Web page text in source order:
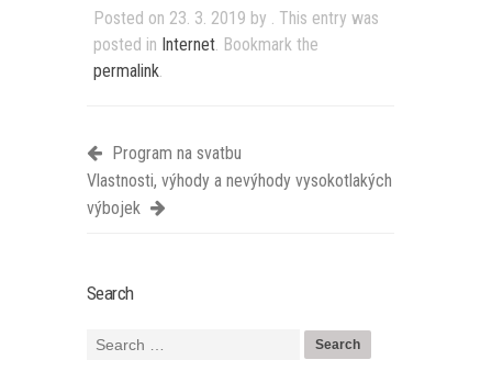
Posted on 23. 3. 2019 by
. This entry was
posted in Internet . Bookmark the
permalink
Program na svatbu
Vlastnosti, výhody a nevýhody vysokotlakých
výbojek
Search